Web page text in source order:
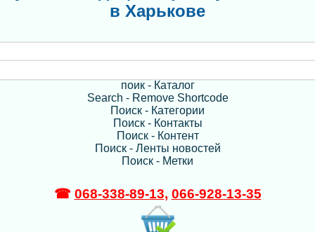
в Харькове
поик - Каталог
Search - Remove Shortcode
Поиск - Категории
Поиск - Контакты
Поиск - Контент
Поиск - Ленты новостей
Поиск - Метки
☎ 068-338-89-13, 066-928-13-35